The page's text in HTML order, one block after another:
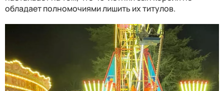
обладает полномочиями лишить их титулов.